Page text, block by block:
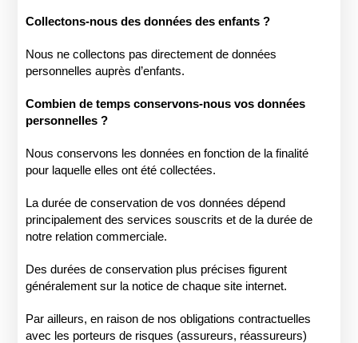
Collectons-nous des données des enfants ?
Nous ne collectons pas directement de données
personnelles auprès d’enfants.
Combien de temps conservons-nous vos données
personnelles ?
Nous conservons les données en fonction de la finalité
pour laquelle elles ont été collectées.
La durée de conservation de vos données dépend
principalement des services souscrits et de la durée de
notre relation commerciale.
Des durées de conservation plus précises figurent
généralement sur la notice de chaque site internet.
Par ailleurs, en raison de nos obligations contractuelles
avec les porteurs de risques (assureurs, réassureurs)